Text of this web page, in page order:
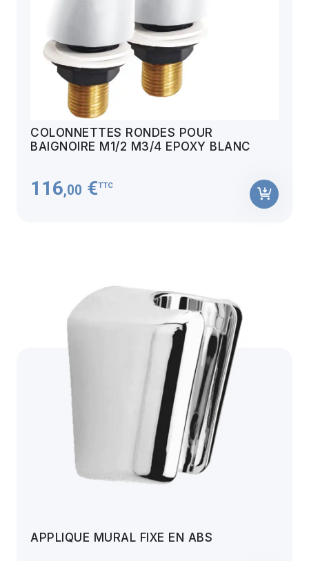
COLONNETTES RONDES POUR
BAIGNOIRE M1/2 M3/4 EPOXY BLANC
116,00 €TTC
APPLIQUE MURAL FIXE EN ABS